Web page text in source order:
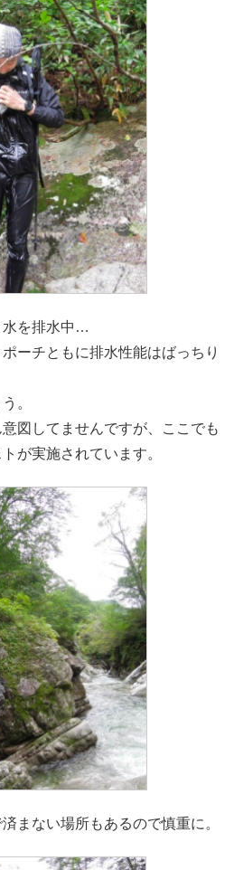
水を排水中…
ーチともに排水性能はばっちり
。
図してませんですが、ここでも
が実施されています。
まない場所もあるので慎重に。